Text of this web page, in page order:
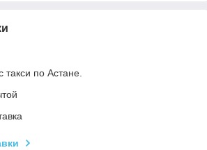
такси по Астане.